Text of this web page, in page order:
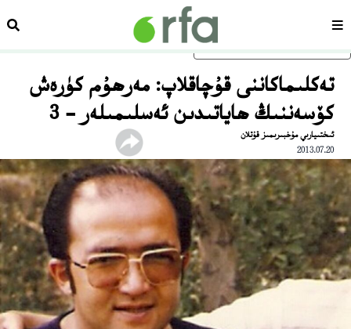
ئاساسلىق مەزمۇنغا ئاتلاڭسەھىپە
تەكلىماكاننى قۇچاقلاپ: مەرھۇم كۈرەش
كۆسەننىڭ ھاياتىدىن ئەسلىمىلەر - 3
ئىختىيارىي مۇخبىرىمىز قۇتلان
2013.07.20